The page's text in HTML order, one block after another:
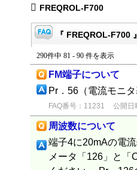
FREQROL-F700
『 FREQROL-F700
290件中 81 - 90 件を表示
FM端子について
Pr．56（電流モニ
FAQ番号：11231 公開日
周波数について
端子4に20mAの電
メータ「126」と「